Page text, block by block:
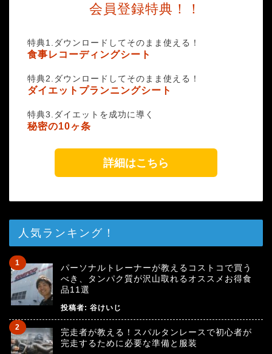
会員登録特典！！
特典1.ダウンロードしてそのまま使える！
食事レコーディングシート
特典2.ダウンロードしてそのまま使える！
ダイエットプランニングシート
特典3.ダイエットを成功に導く
秘密の10ヶ条
詳細はこちら
人気ランキング！
パーソナルトレーナーが教えるコストコで買う
べき、タンパク質が沢山取れるオススメお得食
品11選
投稿者: 谷けいじ
完走者が教える！スパルタンレースで初心者が
完走するために必要な準備と服装